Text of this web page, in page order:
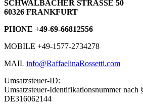
SCHWALBACHER STRASSE 50
60326 FRANKFURT
PHONE +49-69-66812556
MOBILE +49-1577-2734278
MAIL info@RaffaelinaRossetti.com
Umsatzsteuer-ID:
Umsatzsteuer-Identifikationsnummer nach
DE316062144